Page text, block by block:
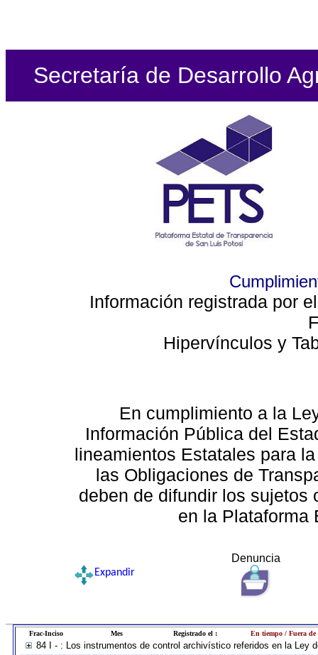
Secretaría de Desarrollo
Información registrada por
Hipervínculos y
En cumplimiento a la
Información Pública del
lineamientos Estatales para
las Obligaciones de
deben de difundir los sujetos
en la Plataforma
Denuncia
Expandir
Frac-Inciso Mes Registrado el : En tiempo / Fuera de
84 I - : Los instrumentos de control archivístico referidos en la Ley